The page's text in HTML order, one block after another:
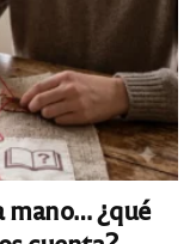
mano… ¿qué